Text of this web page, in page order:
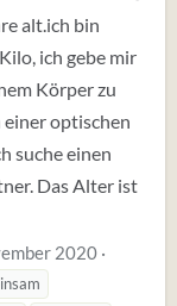
alt.ich bin
ich gebe mir
Körper zu
optischen
suche einen
Das Alter ist
2020